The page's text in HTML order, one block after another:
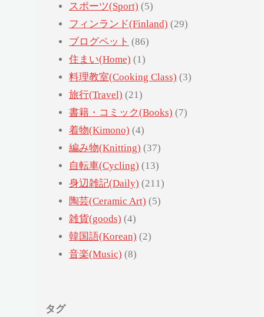
スポーツ(Sport) (5)
フィンランド(Finland) (29)
ブログペット (86)
住まい(Home) (1)
料理教室(Cooking Class) (3)
旅行(Travel) (21)
書籍・コミック(Books) (7)
着物(Kimono) (4)
編み物(Knitting) (37)
自転車(Cycling) (13)
身辺雑記(Daily) (211)
陶芸(Ceramic Art) (5)
雑貨(goods) (4)
韓国語(Korean) (2)
音楽(Music) (8)
タグ